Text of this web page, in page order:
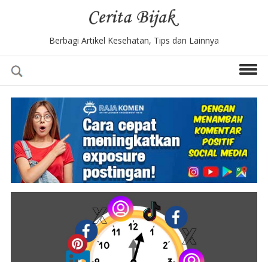
Berbagi Artikel Kesehatan, Tips dan Lainnya